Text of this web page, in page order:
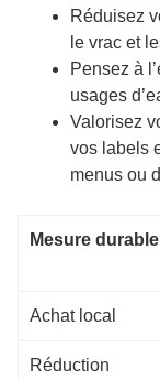
Réduisez
le vrac et
Pensez à
usages
Valorisez
vos labels
menus ou
Mesure durable
Achat local
Réduction